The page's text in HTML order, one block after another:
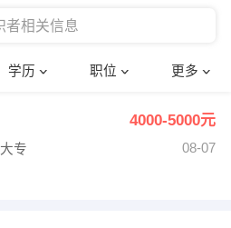
学历 职位 更多
护士
确定
4000-5000元
大专
08-07